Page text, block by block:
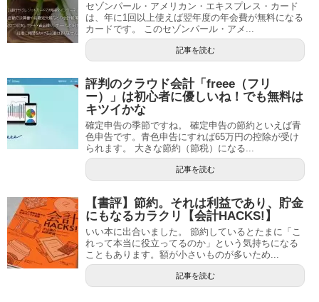
セゾンパール・アメリカン・エキスプレス・カード
は、年に1回以上使えば翌年度の年会費が無料になる
カードです。 このセゾンパール・アメ...
記事を読む
評判のクラウド会計「freee（フリ
ー）」は初心者に優しいね！でも無料は
キツイかな
確定申告の季節ですね。 確定申告の節約といえば青
色申告です。青色申告にすれば65万円の控除が受け
られます。 大きな節約（節税）になる...
記事を読む
【書評】節約。それは利益であり、貯金
にもなるカラクリ【会計HACKS!】
いい本に出合いました。 節約しているとたまに「こ
れって本当に役立ってるのか」という気持ちになる
こともあります。額が小さいものが多いため...
記事を読む